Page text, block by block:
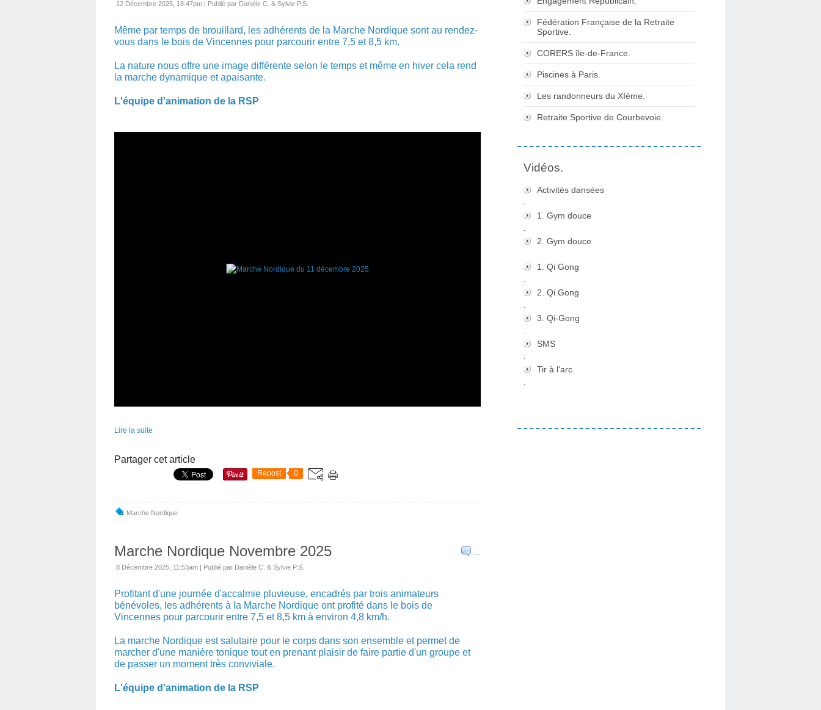
12 Décembre 2025, 18:47pm | Publié par Danièle C. & Sylvie P.S.
Même par temps de brouillard, les adhérents de la Marche Nordique sont au rendez-
vous dans le bois de Vincennes pour parcourir entre 7,5 et 8,5 km.
La nature nous offre une image différente selon le temps et même en hiver cela rend
la marche dynamique et apaisante.
L'équipe d'animation de la RSP
Lire la suite
Partager cet article
Repost 0
Marche Nordique
…
Marche Nordique Novembre 2025
8 Décembre 2025, 11:53am | Publié par Danièle C. & Sylvie P.S.
Profitant d'une journée d'accalmie pluvieuse, encadrés par trois animateurs
bénévoles, les adhérents à la Marche Nordique ont profité dans le bois de
Vincennes pour parcourir entre 7,5 et 8,5 km à environ 4,8 km/h.
La marche Nordique est salutaire pour le corps dans son ensemble et permet de
marcher d'une manière tonique tout en prenant plaisir de faire partie d'un groupe et
de passer un moment très conviviale.
L'équipe d'animation de la RSP
Fédération Française de la Retraite
Sportive.
CORERS île-de-France.
Piscines à Paris.
Les randonneurs du XIème.
Retraite Sportive de Courbevoie.
Vidéos.
Activités dansées
.
1. Gym douce
.
2. Gym douce
1. Qi Gong
.
2. Qi Gong
.
3. Qi-Gong
.
SMS
.
Tir à l'arc
.